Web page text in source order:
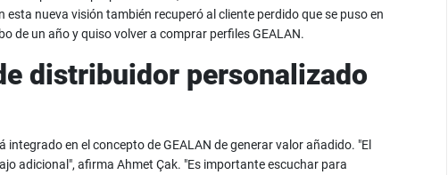
esta nueva visión también recuperó al cliente perdido que se puso en
de un año y quiso volver a comprar perfiles GEALAN.
distribuidor personalizado
integrado en el concepto de GEALAN de generar valor añadido. "El
adicional", afirma Ahmet Çak. "Es importante escuchar para